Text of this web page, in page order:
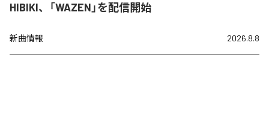
HIBIKI、「WAZEN」を配信開始
新曲情報 2026.8.8